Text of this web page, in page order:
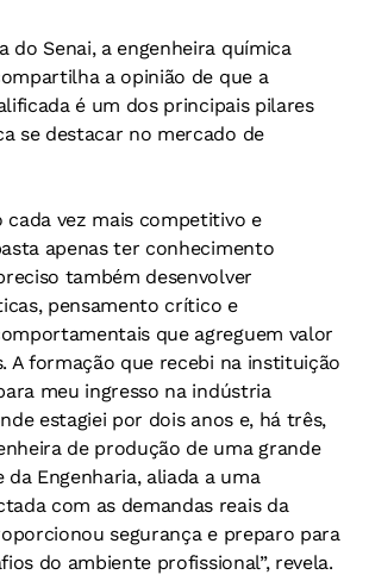
do Senai, a engenheira química
a opinião de que a
é um dos principais pilares
se destacar no mercado de
cada vez mais competitivo e
apenas ter conhecimento
também desenvolver
pensamento crítico e
que agreguem valor
A formação que recebi na instituição
meu ingresso na indústria
estagiei por dois anos e, há três,
de produção de uma grande
da Engenharia, aliada a uma
com as demandas reais da
segurança e preparo para
do ambiente profissional”, revela.